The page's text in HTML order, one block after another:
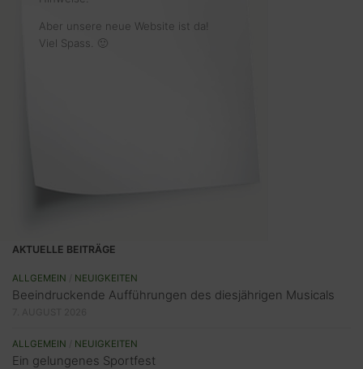
Aber unsere neue Website ist da!
Viel Spass. 🙂
AKTUELLE BEITRÄGE
ALLGEMEIN NEUIGKEITEN
Beeindruckende Aufführungen des diesjährigen Musicals
ALLGEMEIN NEUIGKEITEN
Ein gelungenes Sportfest